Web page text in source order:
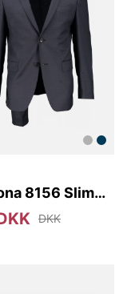
8156 Slim
DKK